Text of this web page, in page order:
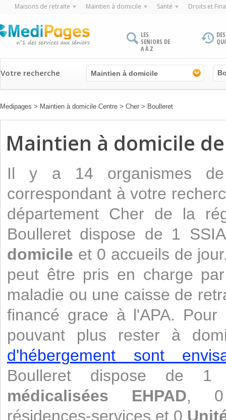
Maisons de retraite Maintien à domicile Santé Droits et
LES
SENIORS DE
A À Z
Votre recherche Maintien à domicile
Medipages > Maintien à domicile Centre > Cher > Boulleret
Maintien à domicile
Il y a 14 organismes
correspondant à votre
département Cher de la
Boulleret dispose de 1
domicile et 0 accueils de
peut être pris en charge
maladie ou une caisse de
financé grace à l'APA.
pouvant plus rester à
d'hébergement sont
Boulleret dispose de
médicalisées
EHPAD, 0
résidences-services et 0